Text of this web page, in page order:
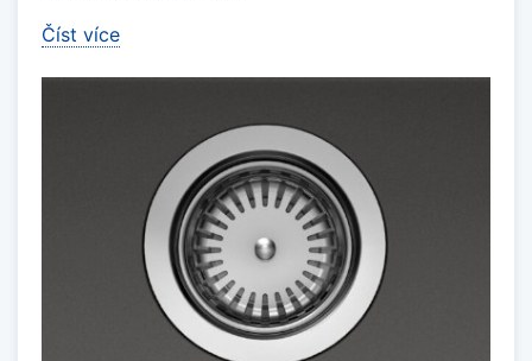
Číst více